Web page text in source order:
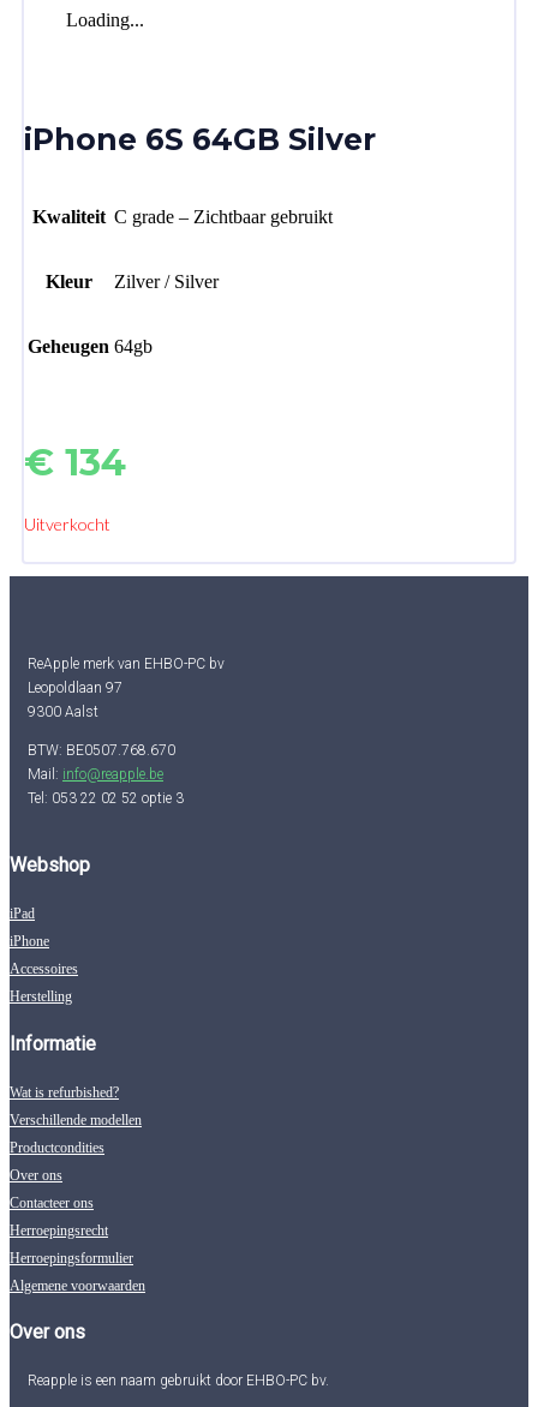
Loading...
iPhone 6S 64GB Silver
Kwaliteit C grade – Zichtbaar gebruikt
Kleur Zilver / Silver
Geheugen 64gb
€ 134
Uitverkocht
ReApple merk van EHBO-PC bv
Leopoldlaan 97
9300 Aalst
BTW: BE0507.768.670
Mail: info@reapple.be
Tel: 053 22 02 52 optie 3
Webshop
iPad
iPhone
Accessoires
Herstelling
Informatie
Wat is refurbished?
Verschillende modellen
Productcondities
Over ons
Contacteer ons
Herroepingsrecht
Herroepingsformulier
Algemene voorwaarden
Over ons
Reapple is een naam gebruikt door EHBO-PC bv.